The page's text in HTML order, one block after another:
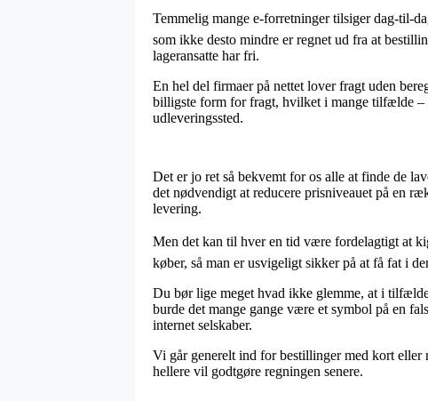
Temmelig mange e-forretninger tilsiger dag-til-
som ikke desto mindre er regnet ud fra at
lageransatte har fri.
En hel del firmaer på nettet lover fragt uden
billigste form for fragt, hvilket i mange tilfælde
udleveringssted.
Det er jo ret så bekvemt for os alle at finde de
det nødvendigt at reducere prisniveauet på en
levering.
Men det kan til hver en tid være fordelagtigt at
køber, så man er usvigeligt sikker på at få fat i
Du bør lige meget hvad ikke glemme, at i
burde det mange gange være et symbol på en
internet selskaber.
Vi går generelt ind for bestillinger med kort
hellere vil godtgøre regningen senere.